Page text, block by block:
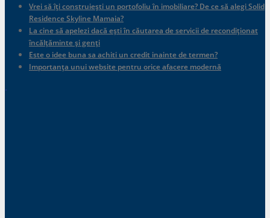
Vrei să îți construiești un portofoliu în imobiliare? De ce să alegi Solid
Residence Skyline Mamaia?
La cine să apelezi dacă ești în căutarea de servicii de recondiționat
încălțăminte și genți
Este o idee buna sa achiti un credit inainte de termen?
Importanța unui website pentru orice afacere modernă
.